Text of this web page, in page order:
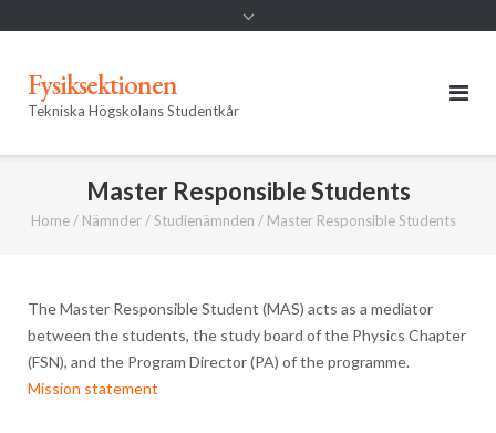
Fysiksektionen
Tekniska Högskolans Studentkår
Master Responsible Students
Home/ Nämnder/Studienämnden / Master Responsible Students
The Master Responsible Student (MAS) acts as a mediator
between the students, the study board of the Physics Chapter
(FSN), and the Program Director (PA) of the programme.
Mission statement